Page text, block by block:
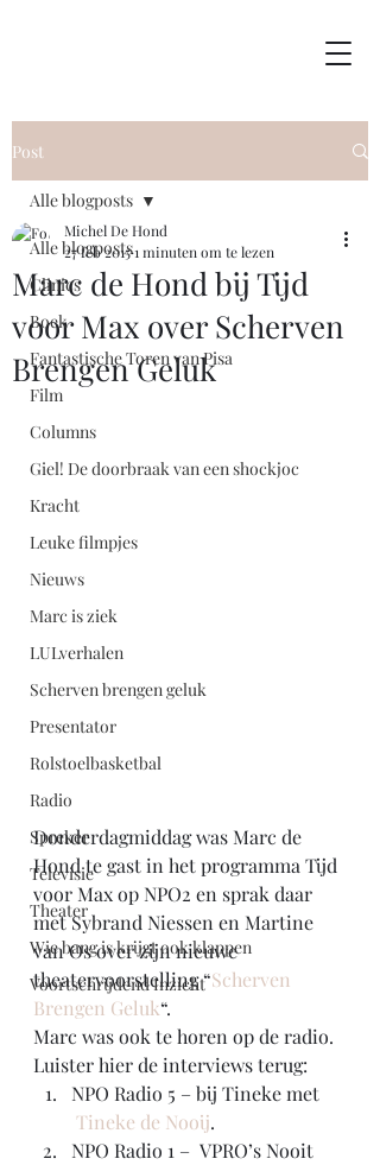
Post
Alle blogposts
Clinics
Boek
Fantastische Toren van Pisa
Film
Columns
Giel! De doorbraak van een shockjoc
Kracht
Leuke filmpjes
Nieuws
Marc is ziek
LULverhalen
Scherven brengen geluk
Presentator
Rolstoelbasketbal
Radio
Spreker
Televisie
Theater
Wie bang is krijgt ook klappen
Voortschrijdend Inzicht
Alle blogposts
Marc de Hond bij Tijd
voor Max over Scherven
Brengen Geluk
Michel De Hond
27 feb 20151 minuten om te lezen
Donderdagmiddag was Marc de
Hond te gast in het programma Tijd
voor Max op NPO2 en sprak daar
met Sybrand Niessen en Martine
van Os over zijn nieuwe
theatervoorstelling “Scherven
Brengen Geluk“.
Marc was ook te horen op de radio.
Luister hier de interviews terug:
NPO Radio 5 – bij Tineke met
Tineke de Nooij.
NPO Radio 1 –  VPRO’s Nooit